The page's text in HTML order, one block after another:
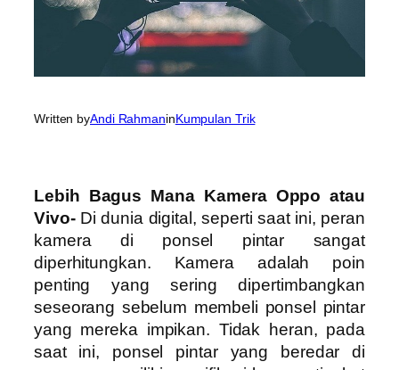
Written byAndi RahmaninKumpulan Trik
Lebih Bagus Mana Kamera Oppo atau
Vivo- Di dunia digital, seperti saat ini, peran
kamera di ponsel pintar sangat
diperhitungkan. Kamera adalah poin
penting yang sering dipertimbangkan
seseorang sebelum membeli ponsel pintar
yang mereka impikan. Tidak heran, pada
saat ini, ponsel pintar yang beredar di